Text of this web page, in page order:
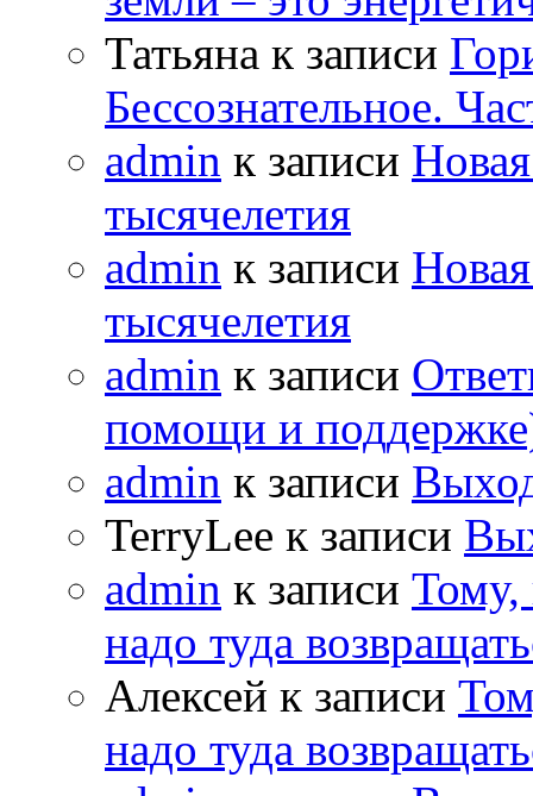
Татьяна к записи
Бессознательное.
admin к записи
тысячелетия
admin к записи
тысячелетия
admin к записи
помощи и
admin к записи
TerryLee к записи
admin к записи Тому,
надо туда
Алексей к записи
надо туда